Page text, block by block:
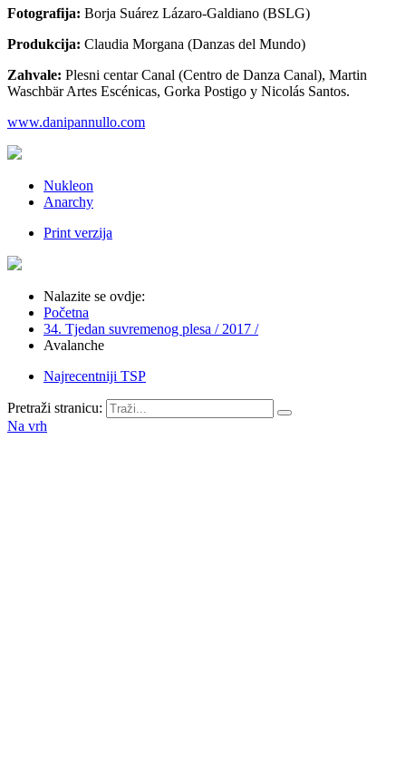
Fotografija: Borja Suárez Lázaro-Galdiano (BSLG)
Produkcija: Claudia Morgana (Danzas del Mundo)
Zahvale: Plesni centar Canal (Centro de Danza Canal), Martin
Waschbär Artes Escénicas, Gorka Postigo y Nicolás Santos.
www.danipannullo.com
Nukleon
Anarchy
Print verzija
Nalazite se ovdje:
Početna
34. Tjedan suvremenog plesa / 2017 /
Avalanche
Najrecentniji TSP
Pretraži stranicu:
Na vrh